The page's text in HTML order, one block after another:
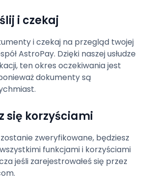
i czekaj
i czekaj na przegląd twojej
AstroPay. Dzięki naszej usłudze
ten okres oczekiwania jest
dokumenty są
się korzyściami
zweryfikowane, będziesz
funkcjami i korzyściami
jeśli zarejestrowałeś się przez